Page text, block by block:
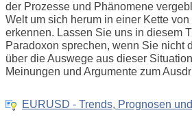
der Prozesse und Phänomene
Welt um sich herum in einer Kette
erkennen. Lassen Sie uns in diesem
Paradoxon sprechen, wenn Sie nicht
über die Auswege aus dieser
Meinungen und Argumente zum
EURUSD - Trends, Prognosen